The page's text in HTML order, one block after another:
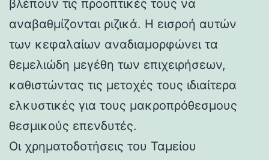
βλέπουν τις προοπτικές τους να
αναβαθμίζονται ριζικά. Η εισροή αυτών
των κεφαλαίων αναδιαμορφώνει τα
θεμελιώδη μεγέθη των επιχειρήσεων,
καθιστώντας τις μετοχές τους ιδιαίτερα
ελκυστικές για τους μακροπρόθεσμους
θεσμικούς επενδυτές.
Οι χρηματοδοτήσεις του Ταμείου